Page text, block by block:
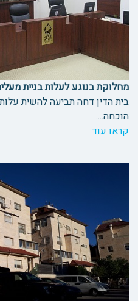
מחלוקת בנוגע לעלות בניית מעלית
בית הדין דחה תביעה להשית
הוכחה....
קראו עוד